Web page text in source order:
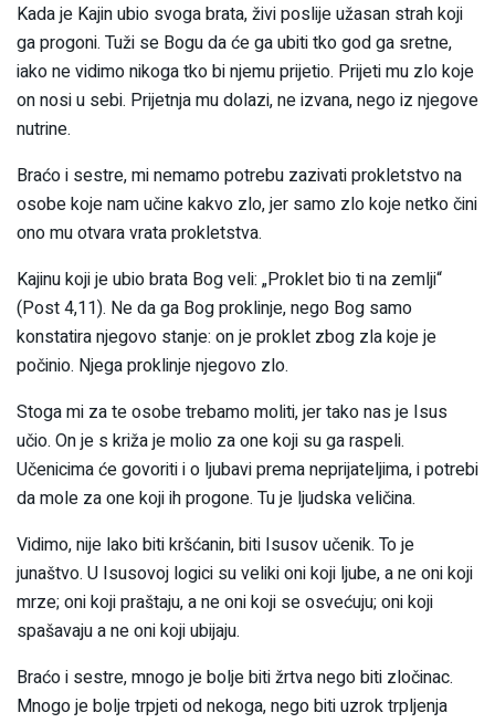
Kada je Kajin ubio svoga brata, živi poslije užasan strah koji
ga progoni. Tuži se Bogu da će ga ubiti tko god ga sretne,
iako ne vidimo nikoga tko bi njemu prijetio. Prijeti mu zlo koje
on nosi u sebi. Prijetnja mu dolazi, ne izvana, nego iz njegove
nutrine.
Braćo i sestre, mi nemamo potrebu zazivati prokletstvo na
osobe koje nam učine kakvo zlo, jer samo zlo koje netko čini
ono mu otvara vrata prokletstva.
Kajinu koji je ubio brata Bog veli: „Proklet bio ti na zemlji“
(Post 4,11). Ne da ga Bog proklinje, nego Bog samo
konstatira njegovo stanje: on je proklet zbog zla koje je
počinio. Njega proklinje njegovo zlo.
Stoga mi za te osobe trebamo moliti, jer tako nas je Isus
učio. On je s križa je molio za one koji su ga raspeli.
Učenicima će govoriti i o ljubavi prema neprijateljima, i potrebi
da mole za one koji ih progone. Tu je ljudska veličina.
Vidimo, nije lako biti kršćanin, biti Isusov učenik. To je
junaštvo. U Isusovoj logici su veliki oni koji ljube, a ne oni koji
mrze; oni koji praštaju, a ne oni koji se osvećuju; oni koji
spašavaju a ne oni koji ubijaju.
Braćo i sestre, mnogo je bolje biti žrtva nego biti zločinac.
Mnogo je bolje trpjeti od nekoga, nego biti uzrok trpljenja